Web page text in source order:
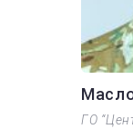
ГО